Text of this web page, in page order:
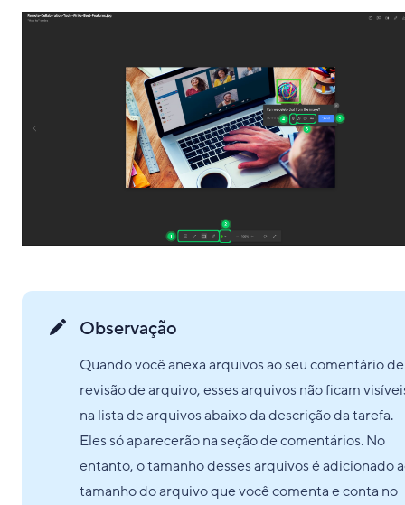
Observação
Quando você anexa arquivos ao seu comentário de
revisão de arquivo, esses arquivos não ficam
na lista de arquivos abaixo da descrição da tarefa.
Eles só aparecerão na seção de comentários. No
entanto, o tamanho desses arquivos é adicionado
tamanho do arquivo que você comenta e conta no